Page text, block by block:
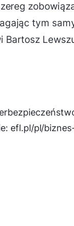
tym
efl.pl/pl/